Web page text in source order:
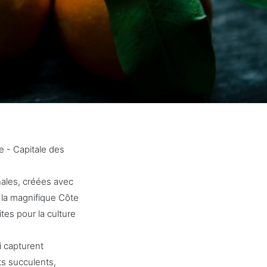
- Capitale des
créées avec
magnifique Côte
pour la culture
capturent
succulents,